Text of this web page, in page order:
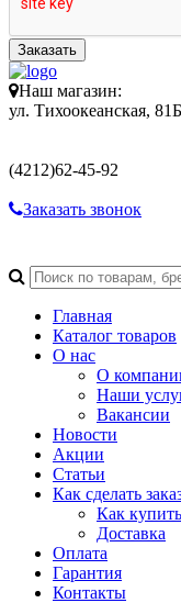
Заказать
Наш магазин:
ул. Тихоокеанская, 81Б
(4212)62-45-92
Заказать звонок
Главная
Каталог товаров
О нас
О
Наши
Вакансии
Новости
Акции
Статьи
Как сделать
Как купить
Доставка
Оплата
Гарантия
Контакты